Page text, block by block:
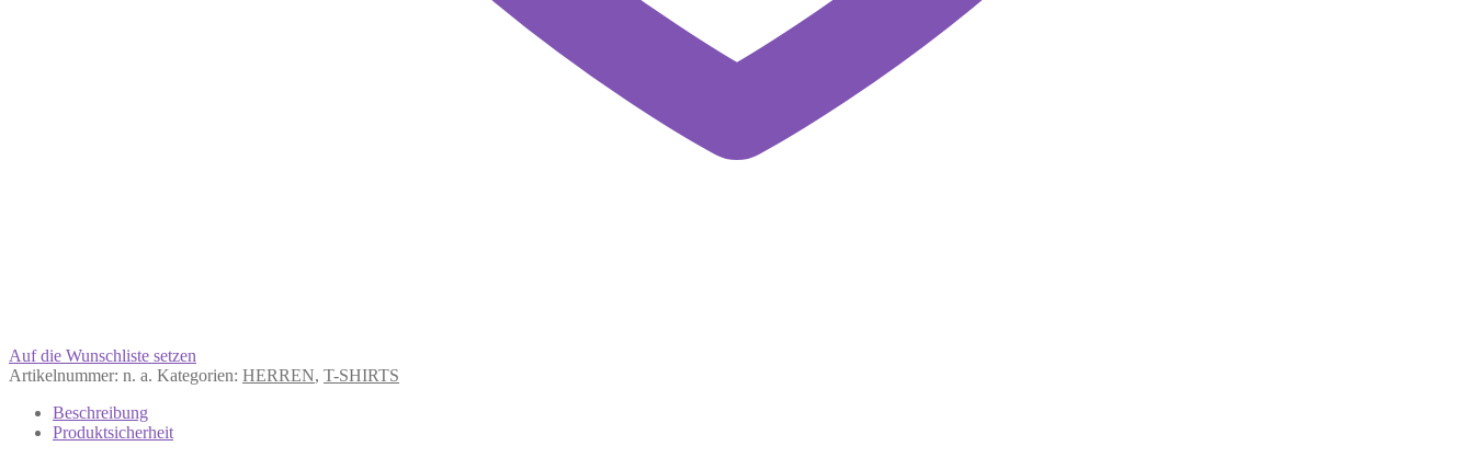
Auf die Wunschliste setzen
Artikelnummer: n. a. Kategorien: HERREN, T-SHIRTS
Beschreibung
Produktsicherheit